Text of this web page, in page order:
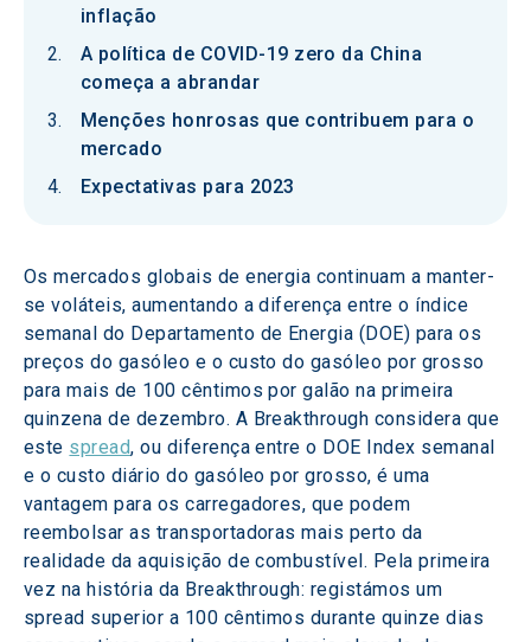
inflação
A política de COVID-19 zero da China
começa a abrandar
Menções honrosas que contribuem para o
mercado
Expectativas para 2023
Os mercados globais de energia continuam a manter-
se voláteis, aumentando a diferença entre o índice
semanal do Departamento de Energia (DOE) para os
preços do gasóleo e o custo do gasóleo por grosso
para mais de 100 cêntimos por galão na primeira
quinzena de dezembro. A Breakthrough considera que
este spread, ou diferença entre o DOE Index semanal
e o custo diário do gasóleo por grosso, é uma
vantagem para os carregadores, que podem
reembolsar as transportadoras mais perto da
realidade da aquisição de combustível. Pela primeira
vez na história da Breakthrough: registámos um
spread superior a 100 cêntimos durante quinze dias